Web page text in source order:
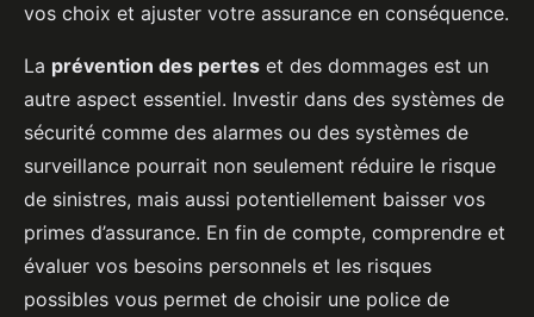
vos choix et ajuster votre assurance en conséquence.
La prévention des pertes et des dommages est un
autre aspect essentiel. Investir dans des systèmes de
sécurité comme des alarmes ou des systèmes de
surveillance pourrait non seulement réduire le risque
de sinistres, mais aussi potentiellement baisser vos
primes d’assurance. En fin de compte, comprendre et
évaluer vos besoins personnels et les risques
possibles vous permet de choisir une police de